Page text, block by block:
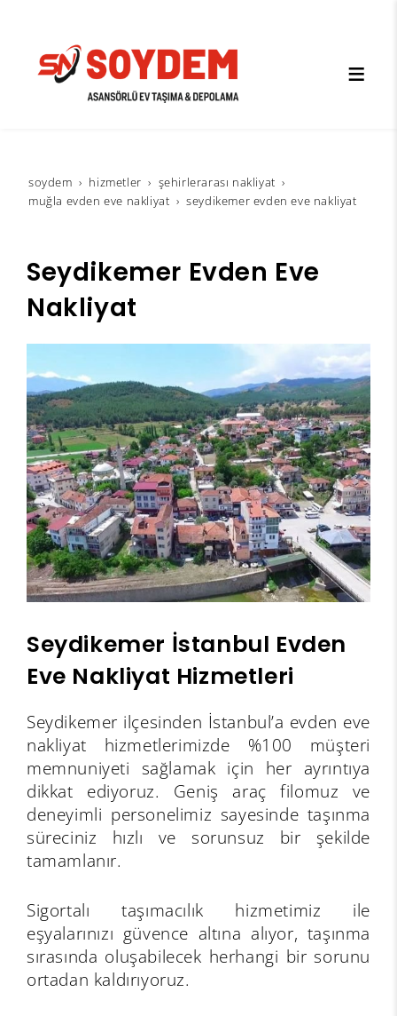
soydem hi̇zmetler
şehirlerarası nakliyat
muğla evden eve nakliyat
seydikemer evden eve nakliyat
Seydikemer Evden Eve
Nakliyat
Seydikemer İstanbul Evden
Eve Nakliyat Hizmetleri
Seydikemer ilçesinden İstanbul’a evden eve
nakliyat hizmetlerimizde %100 müşteri
memnuniyeti sağlamak için her ayrıntıya
dikkat ediyoruz. Geniş araç filomuz ve
deneyimli personelimiz sayesinde taşınma
süreciniz hızlı ve sorunsuz bir şekilde
tamamlanır.
Sigortalı taşımacılık hizmetimiz ile
eşyalarınızı güvence altına alıyor, taşınma
sırasında oluşabilecek herhangi bir sorunu
ortadan kaldırıyoruz.